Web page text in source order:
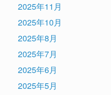
2025年11月
2025年10月
2025年8月
2025年7月
2025年6月
2025年5月